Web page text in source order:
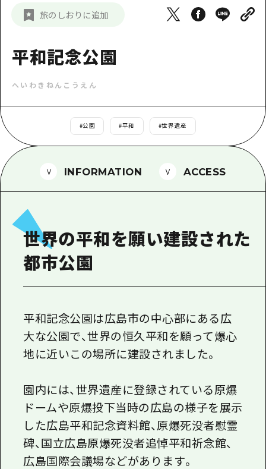
定番
自然
芸北
山口県東部
弾丸
日帰り
半日
2泊3日
山口県東部
愛媛県
島根県
お得な周遊チケット
HIROSHIMA FREE Wi-Fi
観光案内所
広島県を訪れる外国人旅行者向け情報一
ボランティアガイド
ガイドブック
広島県の魅力を動画でご紹介！
メディア掲載情報
フォトダウンロード
関連リンク
新着情報
事業者・学校関係者の皆さま
旅のしおりに追加
平和記念公園
へいわきねんこうえん
#公園 #平和 #世界遺産
INFORMATION ACCESS
世界の平和を願い建設された
都市公園
平和記念公園は広島市の中心部にある広
大な公園で、世界の恒久平和を願って爆心
地に近いこの場所に建設されました。
園内には、世界遺産に登録されている原爆
ドームや原爆投下当時の広島の様子を展示
した広島平和記念資料館、原爆死没者慰霊
碑、国立広島原爆死没者追悼平和祈念館、
広島国際会議場などがあります。